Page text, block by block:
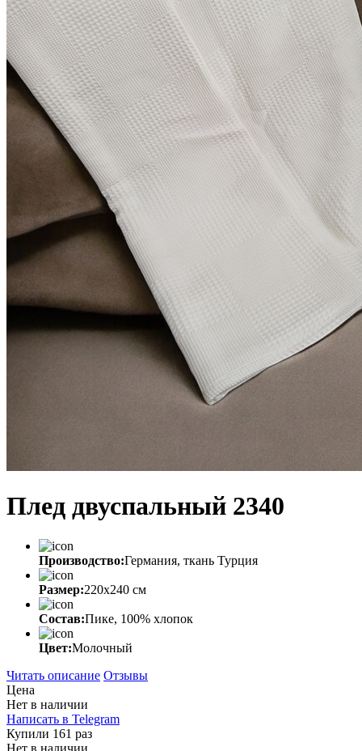
Плед двуспальный 2340
Производство:Германия, ткань Турция
Размер:220х240 см
Состав:Пике, 100% хлопок
Цвет:Молочный
Читать описание Отзывы
Цена
Нет в наличии
Написать в Telegram
Купили 161 раз
Нет в наличии